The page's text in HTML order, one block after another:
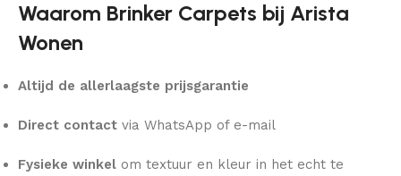
Waarom Brinker Carpets bij Arista
Wonen
Altijd de allerlaagste prijsgarantie
Direct contact via WhatsApp of e-mail
Fysieke winkel om textuur en kleur in het echt te